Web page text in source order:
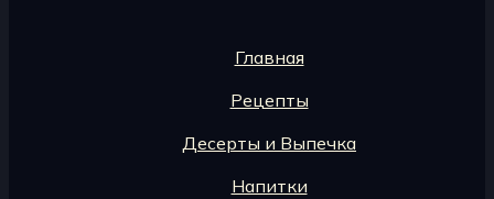
Главная
Рецепты
Десерты и Выпечка
Напитки